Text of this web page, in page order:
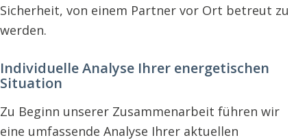
Sicherheit, von einem Partner vor Ort betreut zu
werden.
Individuelle Analyse Ihrer energetischen
Situation
Zu Beginn unserer Zusammenarbeit führen wir
eine umfassende Analyse Ihrer aktuellen